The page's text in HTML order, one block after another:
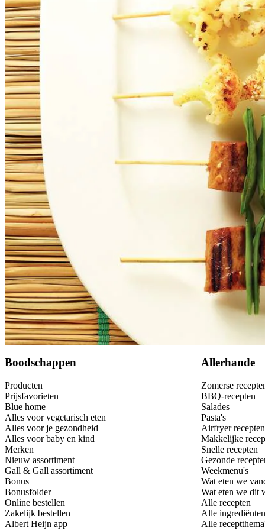
Dit heb je nodig
Boodschappen
Producten
Prijsfavorieten
Blue home
Alles voor vegetarisch eten
Alles voor je gezondheid
Alles voor baby en kind
Merken
Nieuw assortiment
Gall & Gall assortiment
Bonus
Bonusfolder
Online bestellen
Zakelijk bestellen
Albert Heijn app
Allerhande
Zomerse
BBQ-recepten
Salades
Pasta's
Airfryer recepten
Makkelijke
Snelle recepten
Gezonde
Weekmenu's
Wat eten we
Wat eten we dit
Alle recepten
Alle ingrediënten
Alle